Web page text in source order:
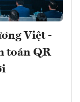
Việt -
toán QR